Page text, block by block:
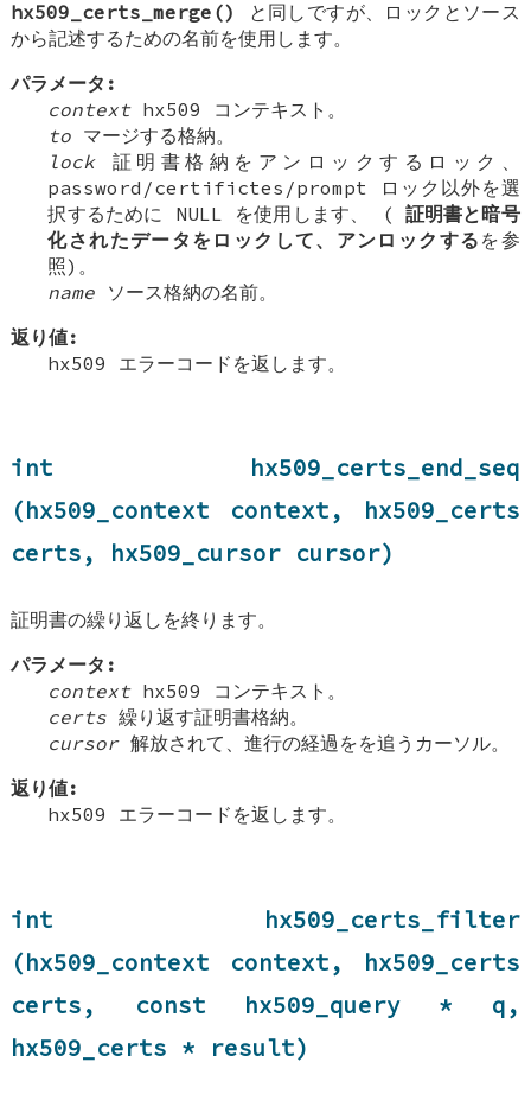
hx509_certs_merge()
と同しですが、ロックとソース
から記述するための名前を使用します。
パラメータ:
contexthx509 コンテキスト。
to マージする格納。
lock証明書格納をアンロックするロック、
password/certifictes/prompt ロック以外を選
択するために NULL を使用します、 ( 証明書と暗号
化されたデータをロックして、アンロックする を参
照)。
name ソース格納の名前。
返り値:
hx509 エラーコードを返します。
int hx509_certs_end_seq
(hx509_context context, hx509_certs
certs, hx509_cursor cursor)
証明書の繰り返しを終ります。
パラメータ:
contexthx509 コンテキスト。
certs 繰り返す証明書格納。
cursor解放されて、進行の経過をを追うカーソル。
返り値:
hx509 エラーコードを返します。
int hx509_certs_filter
(hx509_context context, hx509_certs
certs, const hx509_query * q,
hx509_certs * result)